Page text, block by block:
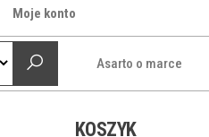
Moje konto
Asarto o marce
KOSZYK